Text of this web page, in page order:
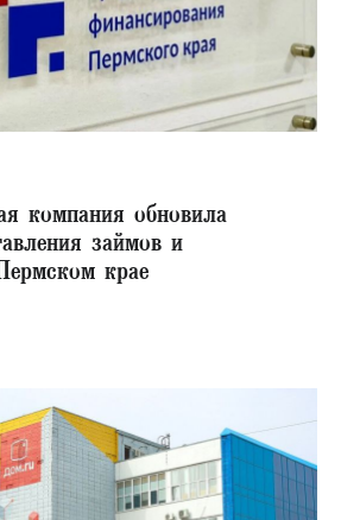
компания обновила
займов и
крае